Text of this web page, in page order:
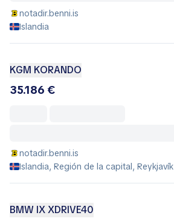
notadir.benni.is
Islandia
KGM KORANDO
35.186 €
notadir.benni.is
Islandia, Región de la capital, Reykjavík
BMW IX XDRIVE40